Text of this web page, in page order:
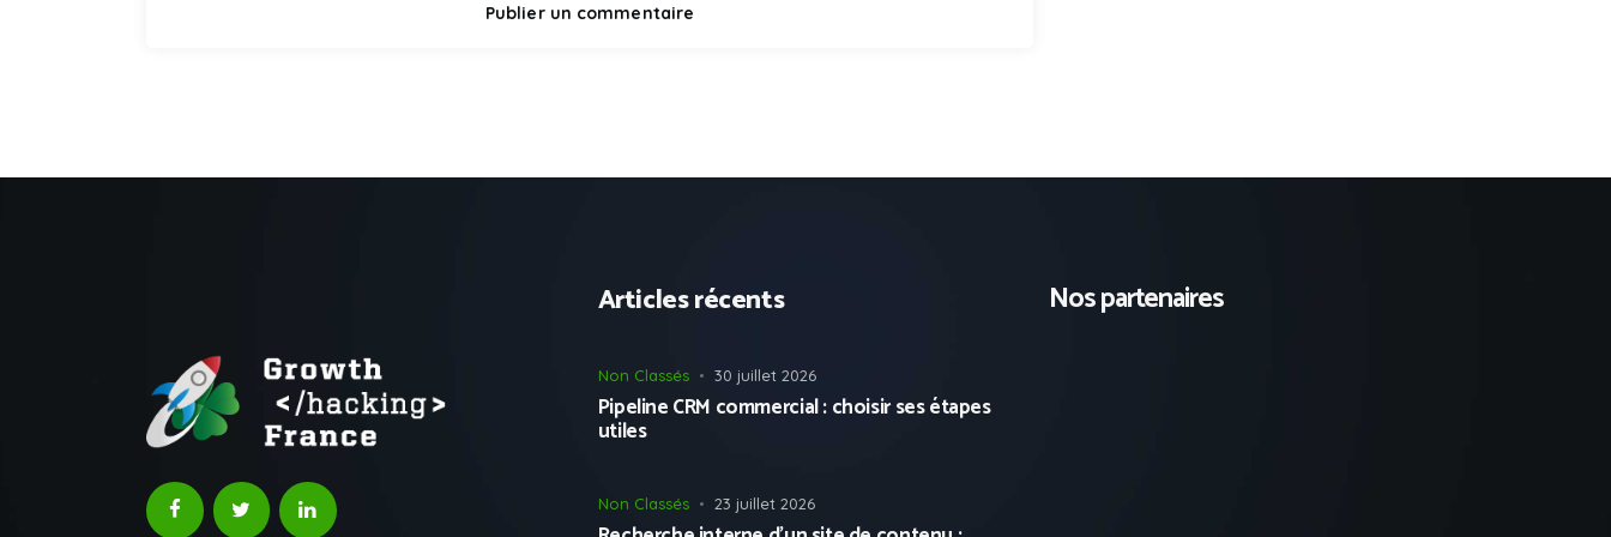
Articles récents
Non Classés 30 juillet 2026
Pipeline CRM commercial : choisir ses étapes
utiles
Non Classés 23 juillet 2026
Nos partenaires